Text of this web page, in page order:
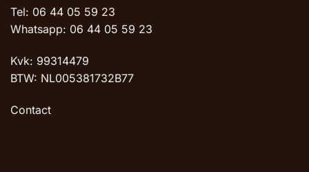
Tel: 06 44 05 59 23
Whatsapp: 06 44 05 59 23
Kvk: 99314479
BTW: NL005381732B77
Contact